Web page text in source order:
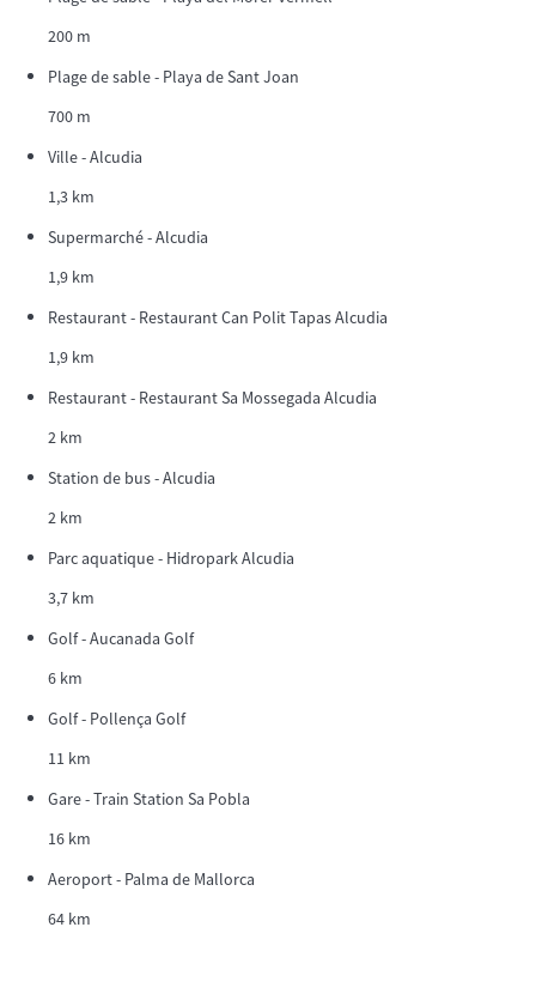
200 m
Plage de sable - Playa de Sant Joan
700 m
Ville - Alcudia
1,3 km
Supermarché - Alcudia
1,9 km
Restaurant - Restaurant Can Polit Tapas Alcudia
1,9 km
Restaurant - Restaurant Sa Mossegada Alcudia
2 km
Station de bus - Alcudia
2 km
Parc aquatique - Hidropark Alcudia
3,7 km
Golf - Aucanada Golf
6 km
Golf - Pollença Golf
11 km
Gare - Train Station Sa Pobla
16 km
Aeroport - Palma de Mallorca
64 km